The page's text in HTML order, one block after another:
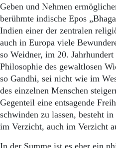
Geben und Nehmen
berühmte indische Epos
Indien einer der zentralen
auch in Europa viele
so Weidner, im 20.
Philosophie des gewaltlosen
so Gandhi, sei nicht wie im
des einzelnen Menschen
Gegenteil eine entsagende
schwinden zu lassen, besteht
im Verzicht, auch im Verzicht
In der Summe ist es eher ein